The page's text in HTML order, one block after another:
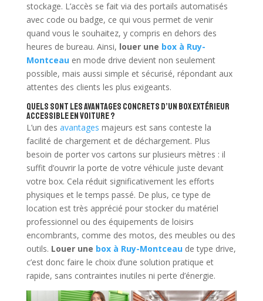
stockage. L’accès se fait via des portails automatisés
avec code ou badge, ce qui vous permet de venir
quand vous le souhaitez, y compris en dehors des
heures de bureau. Ainsi, louer une box à Ruy-
Montceauen mode drive devient non seulement
possible, mais aussi simple et sécurisé, répondant aux
attentes des clients les plus exigeants.
Quels sont les avantages concrets d’un box extérieur
accessible en voiture ?
L’un des avantages majeurs est sans conteste la
facilité de chargement et de déchargement. Plus
besoin de porter vos cartons sur plusieurs mètres : il
suffit d’ouvrir la porte de votre véhicule juste devant
votre box. Cela réduit significativement les efforts
physiques et le temps passé. De plus, ce type de
location est très apprécié pour stocker du matériel
professionnel ou des équipements de loisirs
encombrants, comme des motos, des meubles ou des
outils. Louer une box à Ruy-Montceaude type drive,
c’est donc faire le choix d’une solution pratique et
rapide, sans contraintes inutiles ni perte d’énergie.